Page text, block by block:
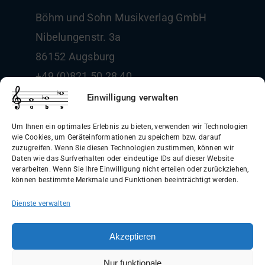
Einwilligung verwalten
Um Ihnen ein optimales Erlebnis zu bieten, verwenden wir Technologien
wie Cookies, um Geräteinformationen zu speichern bzw. darauf
zuzugreifen. Wenn Sie diesen Technologien zustimmen, können wir
Daten wie das Surfverhalten oder eindeutige IDs auf dieser Website
verarbeiten. Wenn Sie Ihre Einwilligung nicht erteilen oder zurückziehen,
können bestimmte Merkmale und Funktionen beeinträchtigt werden.
Dienste verwalten
Akzeptieren
Nur funktionale
Böhm und Sohn Musikverlag GmbH
Nibelungenstr. 3a
86152 Augsburg
+49 (0)821 50 28 40
info@boehm-und-sohn.de
Allgemeine Geschäftsbedingungen
Datenschutzerklärung
Widerrufsbelehrung